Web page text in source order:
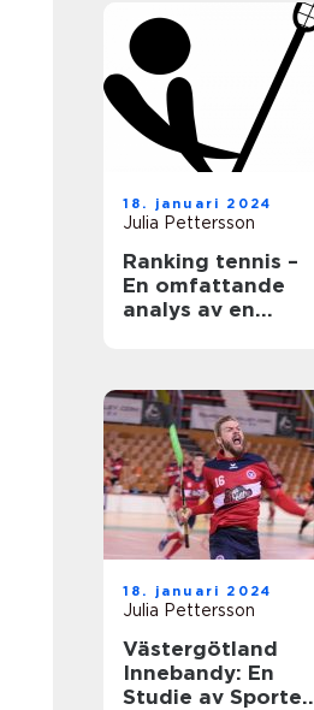
18. januari 2024
Julia Pettersson
Ranking tennis –
En omfattande
analys av en
18. januari 2024
Julia Pettersson
Västergötland
Innebandy: En
Studie av Sporten